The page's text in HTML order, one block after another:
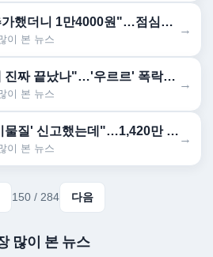
"찌개에 반찬 추가했더니 1만4000원"…점심값 계산법 달라졌다
이 본 뉴스
→
"비트코인, 이제 진짜 끝났나"…'우르르' 폭락하며 9500만원대로 '뚝'
이 본 뉴스
→
"'코로나 백신 이물질' 신고했는데"…1,420만 회분 접종
이 본 뉴스
→
150 / 284 다음
많이 본 뉴스